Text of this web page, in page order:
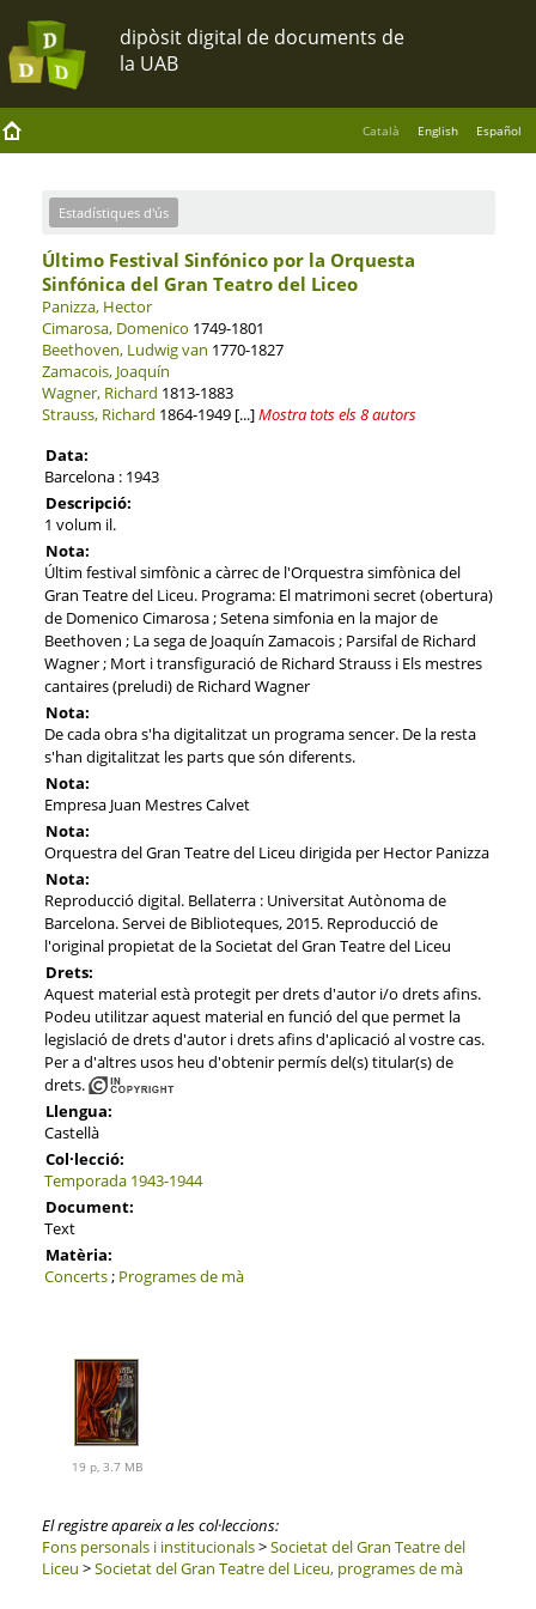
Català English Español
Estadístiques d'ús
Último Festival Sinfónico por la Orquesta
Sinfónica del Gran Teatro del Liceo
Panizza, Hector
Cimarosa, Domenico 1749-1801
Beethoven, Ludwig van 1770-1827
Zamacois, Joaquín
Wagner, Richard 1813-1883
Strauss, Richard 1864-1949 [...]Mostra tots els 8 autors
Data:
Barcelona : 1943
Descripció:
1 volum il.
Nota:
Últim festival simfònic a càrrec de l'Orquestra simfònica del
Gran Teatre del Liceu. Programa: El matrimoni secret (obertura)
de Domenico Cimarosa ; Setena simfonia en la major de
Beethoven ; La sega de Joaquín Zamacois ; Parsifal de Richard
Wagner ; Mort i transfiguració de Richard Strauss i Els mestres
cantaires (preludi) de Richard Wagner
Nota:
De cada obra s'ha digitalitzat un programa sencer. De la resta
s'han digitalitzat les parts que són diferents.
Nota:
Empresa Juan Mestres Calvet
Nota:
Orquestra del Gran Teatre del Liceu dirigida per Hector Panizza
Nota:
Reproducció digital. Bellaterra : Universitat Autònoma de
Barcelona. Servei de Biblioteques, 2015. Reproducció de
l'original propietat de la Societat del Gran Teatre del Liceu
Drets:
Aquest material està protegit per drets d'autor i/o drets afins.
Podeu utilitzar aquest material en funció del que permet la
legislació de drets d'autor i drets afins d'aplicació al vostre cas.
Per a d'altres usos heu d'obtenir permís del(s) titular(s) de
drets.
Llengua:
Castellà
Col·lecció:
Temporada 1943-1944
Document:
Text
Matèria:
Concerts; Programes de mà
19 p, 3.7 MB
El registre apareix a les col·leccions:
Fons personals i institucionals>Societat del Gran Teatre del
Liceu >Societat del Gran Teatre del Liceu, programes de mà